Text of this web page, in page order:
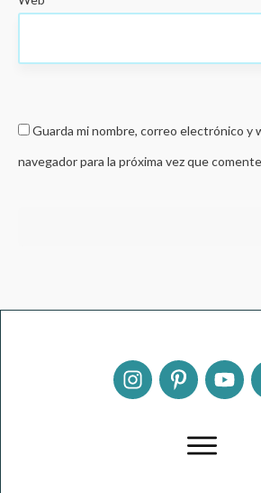
Guarda mi nombre, correo electrónico y
navegador para la próxima vez que